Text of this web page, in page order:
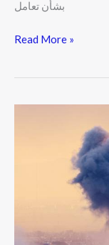
بشأن تعامل
Read More »
وتدعو